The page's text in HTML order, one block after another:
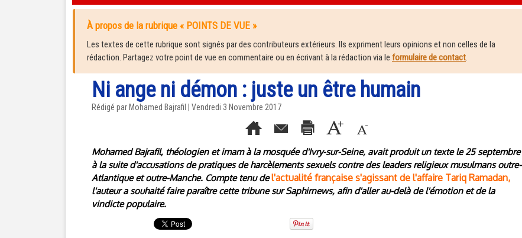
À propos de la rubrique « POINTS DE VUE »
Les textes de cette rubrique sont signés par des contributeurs extérieurs. Ils expriment leurs opinions et non celles de la
rédaction. Partagez votre point de vue en commentaire ou en écrivant à la rédaction via le formulaire de contact.
Ni ange ni démon : juste un être humain
Rédigé par Mohamed Bajrafil | Vendredi 3 Novembre 2017
Mohamed Bajrafil, théologien et imam à la mosquée d'Ivry-sur-Seine, avait produit un texte le 25 septembre
à la suite d'accusations de pratiques de harcèlements sexuels contre des leaders religieux musulmans outre-
Atlantique et outre-Manche. Compte tenu del'actualité française s'agissant de l'affaire Tariq Ramadan,
l'auteur a souhaité faire paraître cette tribune sur Saphirnews, afin d'aller au-delà de l'émotion et de la
vindicte populaire.